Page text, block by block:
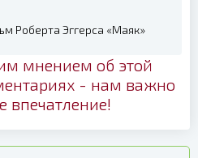
Роберта Эггерса «Маяк»
мнением об этой
- нам важно
впечатление!